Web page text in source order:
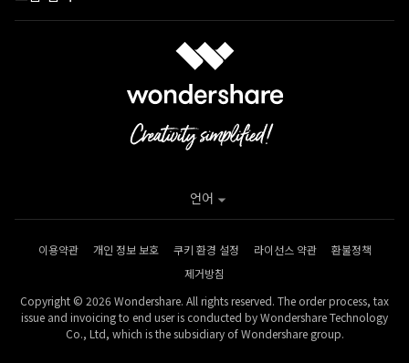
이용약관 개인 정보 보호 쿠키 환경 설정 라이선스 약관
환불정책
제거방침
Copyright © 2026 Wondershare. All rights reserved. The order process, tax
issue and invoicing to end user is conducted by Wondershare Technology
Co., Ltd, which is the subsidiary of Wondershare group.
언어